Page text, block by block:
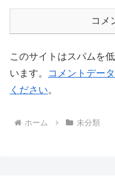
コメ
このサイトはスパムを
います。
コメントデー
ください。
ホーム 未分類